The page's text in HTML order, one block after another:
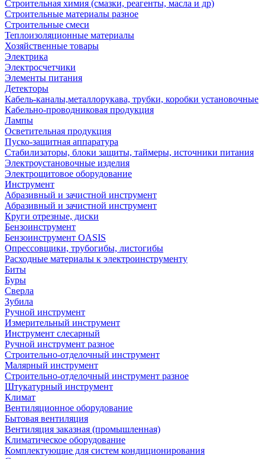
Строительная химия (смазки, реагенты, масла и др)
Строительные материалы разное
Строительные смеси
Теплоизоляционные материалы
Хозяйственные товары
Электрика
Электросчетчики
Элементы питания
Детекторы
Кабель-каналы,металлорукава, трубки, коробки установочные
Кабельно-проводниковая продукция
Лампы
Осветительная продукция
Пуско-защитная аппаратура
Стабилизаторы, блоки защиты, таймеры, источники питания
Электроустановочные изделия
Электрощитовое оборудование
Инструмент
Абразивный и зачистной инструмент
Абразивный и зачистной инструмент
Круги отрезные, диски
Бензоинструмент
Бензоинструмент OASIS
Опрессовщики, трубогибы, листогибы
Расходные материалы к электроинструменту
Биты
Буры
Сверла
Зубила
Ручной инструмент
Измерительный инструмент
Инструмент слесарный
Ручной инструмент разное
Строительно-отделочный инструмент
Малярный инструмент
Строительно-отделочный инструмент разное
Штукатурный инструмент
Климат
Вентиляционное оборудование
Бытовая вентиляция
Вентиляция заказная (промышленная)
Климатическое оборудование
Комплектующие для систем кондиционирования